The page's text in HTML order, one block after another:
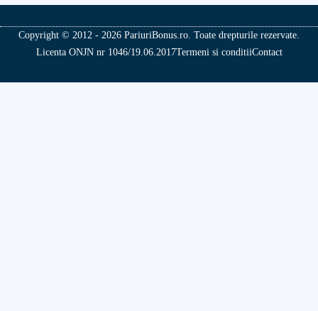
Copyright © 2012 - 2026 PariuriBonus.ro. Toate drepturile rezervate.
Licenta ONJN nr 1046/19.06.2017Termeni si conditiiContact